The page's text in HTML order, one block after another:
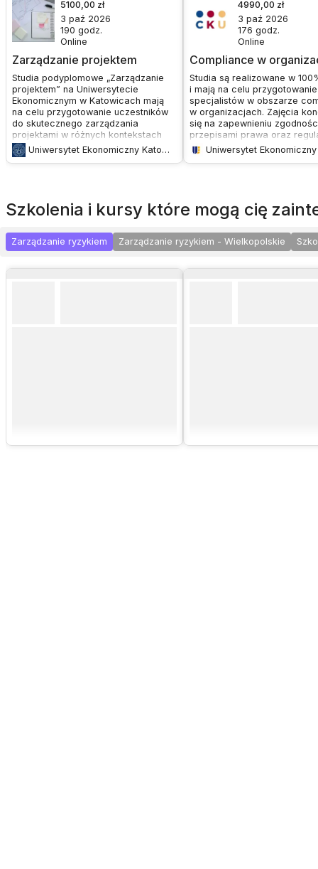
Zarządzanie projektem
5100,00 zł
3 paź 2026
190 godz.
Online
Studia podyplomowe „Zarządzanie
projektem” na Uniwersytecie
Ekonomicznym w Katowicach mają
na celu przygotowanie uczestników
do skutecznego zarządzania
projektami w różnych kontekstach
biznesowych. Program skupia się na
praktycznych aspektach zarządzania
(Scrum, Kanban). Studia te pomagają
zrozumieć, jak zorganizować pracę
projekty w przedsiębiorstwie oraz jak
pomyślnie zamykać projekty zgodnie
Uniwersytet Ekonomiczny Katowice
Compliance w
4990,00 zł
3 paź 2026
176 godz.
Online
Studia są realizowane w
i mają na celu przygotowanie
specjalistów w obszarze
w organizacjach. Zajęcia
się na zapewnieniu
przepisami prawa oraz
wewnętrznymi, zarządzaniu
zgodności, przeciwdziałaniu
biznesowych. Celem jest
umiejętności związanych z
korporacyjnymi,
z organami prawnymi oraz
szkolenia i kursy które mogą cię
Zarządzanie ryzykiem Zarządzanie ryzykiem - Wielkopolskie